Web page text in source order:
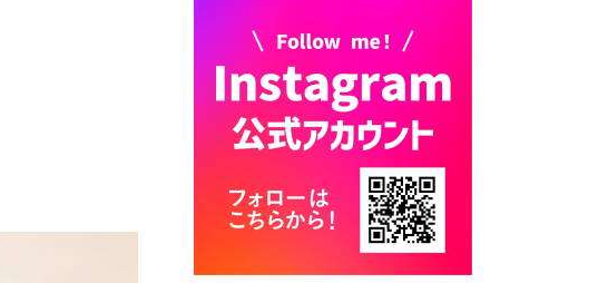
2026年7月28日 令和8年度
京築地区水道企業団職員採用
試験（募集）
2026年7月27日 マイナンバー
カード交付に伴う休日および
平日夜間開庁の案内
2026年7月22日 令和８年度
「こども文化パスポート事